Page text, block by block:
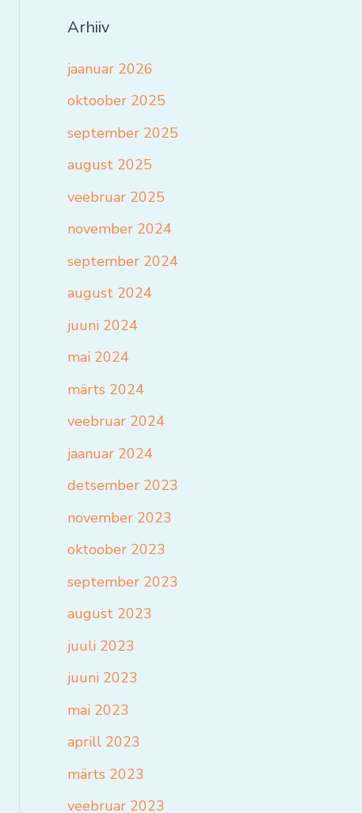
Arhiiv
jaanuar 2026
oktoober 2025
september 2025
august 2025
veebruar 2025
november 2024
september 2024
august 2024
juuni 2024
mai 2024
märts 2024
veebruar 2024
jaanuar 2024
detsember 2023
november 2023
oktoober 2023
september 2023
august 2023
juuli 2023
juuni 2023
mai 2023
aprill 2023
märts 2023
veebruar 2023